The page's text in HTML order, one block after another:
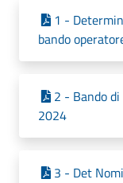
1 -
bando
2 - Bando
2024
3 - Det